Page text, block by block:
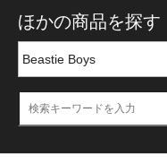
ほかの商品を探す